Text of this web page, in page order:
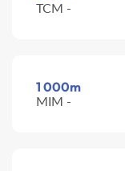
TCM -
1 000m
MIM -